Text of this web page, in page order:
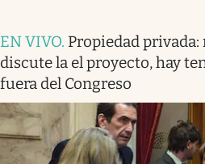
EN VIVO. Propiedad privada:
discute la el proyecto, hay
fuera del Congreso